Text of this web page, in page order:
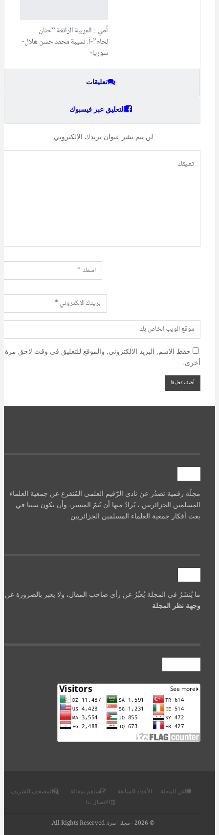
أمي : المربية الرائعة “حنان
لحام”-أ. نسيبة محمد حسن هلال-
سوريا-
تعليقات
التعليق عبر فيسبوك
لن يتم نشر عنوان بريدك الإلكتروني.
حفظ الاسم, البريد الالكتروني, والموقع للتعليق في وقت لاحق مرة
أخرى.
مجلّة رقمية تصدُر عن نادي الرّقيم العلمي المُتفرع عن جمعية العلماء
المسلمين الجزائريين ، يُرادُ منها أن تُتمّ المسير، وأن تكون سببا في
بعث أفكار جمعية العلماء المسلمين الجزائريين .
ما يُنشَرُ في المجلة يُعبِّرُ عن رأي صاحب المقال، ولا يعبر بالضرورة عن
وجهة نظر المجلة
عن المجلة الأعداد السابقة ساهم بمقالة
المصحف الشريف
الاتصال بنا
© 2026 - مجلة آصرة. All Rights Reserved.